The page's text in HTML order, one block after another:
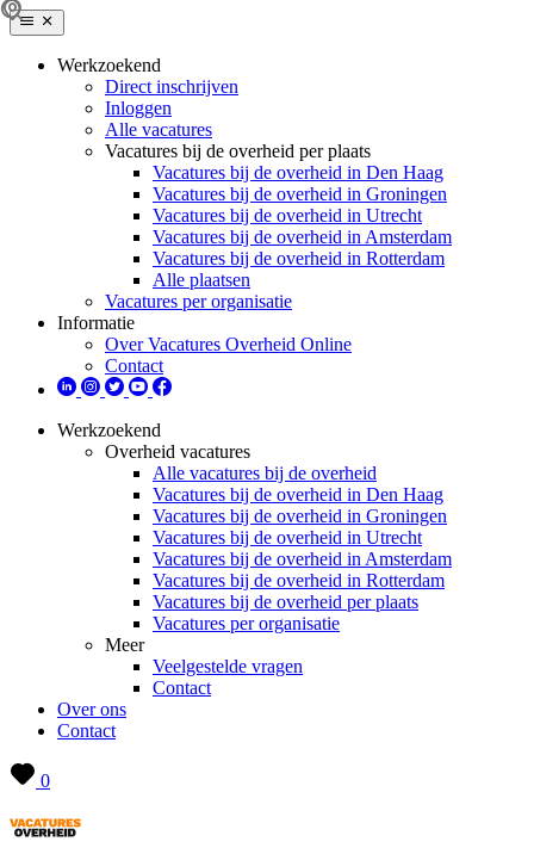
Werkzoekend
Direct inschrijven
Inloggen
Alle vacatures
Vacatures bij de overheid per plaats
Vacatures bij de overheid in Den Haag
Vacatures bij de overheid in Groningen
Vacatures bij de overheid in Utrecht
Vacatures bij de overheid in Amsterdam
Vacatures bij de overheid in Rotterdam
Alle plaatsen
Vacatures per organisatie
Informatie
Over Vacatures Overheid Online
Contact
Werkzoekend
Overheid vacatures
Alle vacatures bij de overheid
Vacatures bij de overheid in Den Haag
Vacatures bij de overheid in Groningen
Vacatures bij de overheid in Utrecht
Vacatures bij de overheid in Amsterdam
Vacatures bij de overheid in Rotterdam
Vacatures bij de overheid per plaats
Vacatures per organisatie
Meer
Veelgestelde vragen
Contact
Over ons
Contact
0